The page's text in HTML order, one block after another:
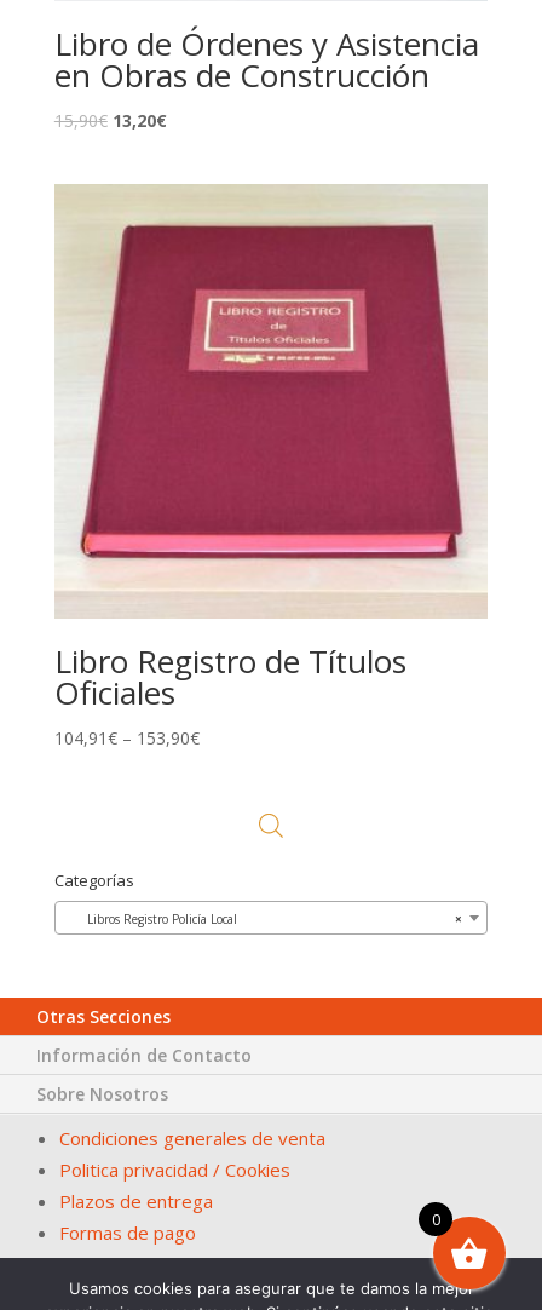
Libro de Órdenes y Asistencia
en Obras de Construcción
15,90€ El
15,90€.
13,20€El
13,20€.
Libro Registro de Títulos
Oficiales
104,91€– 153,90€
Categorías
×
Libros Registro Policía Local
Otras Secciones
Información de Contacto
Sobre Nosotros
Condiciones generales de venta
Politica privacidad / Cookies
Plazos de entrega
Formas de pago
0
Usamos cookies para asegurar que te damos la mejor